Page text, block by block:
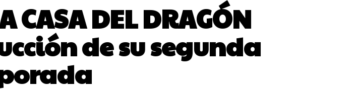
CASA DEL DRAGÓN
de su segunda